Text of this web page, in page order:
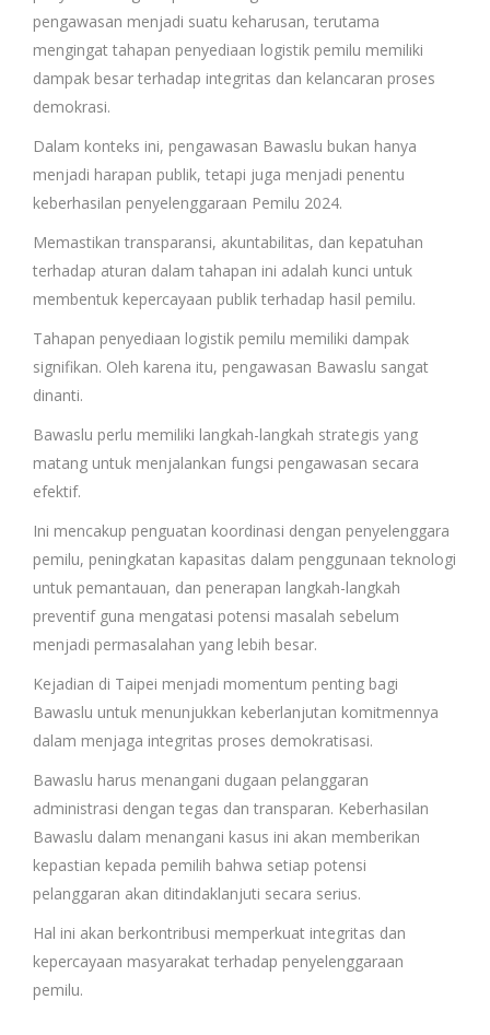
pengawasan menjadi suatu keharusan, terutama
mengingat tahapan penyediaan logistik pemilu memiliki
dampak besar terhadap integritas dan kelancaran proses
demokrasi.
Dalam konteks ini, pengawasan Bawaslu bukan hanya
menjadi harapan publik, tetapi juga menjadi penentu
keberhasilan penyelenggaraan Pemilu 2024.
Memastikan transparansi, akuntabilitas, dan kepatuhan
terhadap aturan dalam tahapan ini adalah kunci untuk
membentuk kepercayaan publik terhadap hasil pemilu.
Tahapan penyediaan logistik pemilu memiliki dampak
signifikan. Oleh karena itu, pengawasan Bawaslu sangat
dinanti.
Bawaslu perlu memiliki langkah-langkah strategis yang
matang untuk menjalankan fungsi pengawasan secara
efektif.
Ini mencakup penguatan koordinasi dengan penyelenggara
pemilu, peningkatan kapasitas dalam penggunaan teknologi
untuk pemantauan, dan penerapan langkah-langkah
preventif guna mengatasi potensi masalah sebelum
menjadi permasalahan yang lebih besar.
Kejadian di Taipei menjadi momentum penting bagi
Bawaslu untuk menunjukkan keberlanjutan komitmennya
dalam menjaga integritas proses demokratisasi.
Bawaslu harus menangani dugaan pelanggaran
administrasi dengan tegas dan transparan. Keberhasilan
Bawaslu dalam menangani kasus ini akan memberikan
kepastian kepada pemilih bahwa setiap potensi
pelanggaran akan ditindaklanjuti secara serius.
Hal ini akan berkontribusi memperkuat integritas dan
kepercayaan masyarakat terhadap penyelenggaraan
pemilu.